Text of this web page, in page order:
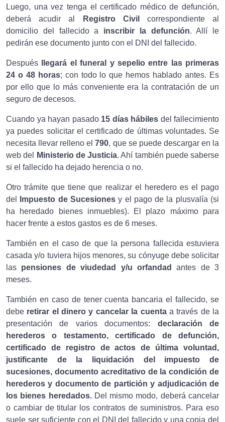
Luego, una vez tenga el certificado médico de defunción,
deberá acudir al
Registro Civil correspondiente al
domicilio del fallecido a inscribir la defunción. Allí le
pedirán ese documento junto con el DNI del fallecido.
Después llegará el funeral y sepelio entre las primeras
24 o 48 horas; con todo lo que hemos hablado antes. Es
por ello que lo más conveniente era la contratación de un
seguro de decesos.
Cuando ya hayan pasado 15 días hábiles del fallecimiento
ya puedes solicitar el certificado de últimas voluntades. Se
necesita llevar relleno el790, que se puede descargar en la
web del
Ministerio de Justicia. Ahí también puede saberse
si el fallecido ha dejado herencia o no.
Otro trámite que tiene que realizar el heredero es el pago
del
Impuesto de Sucesionesy el pago de la plusvalía (si
ha heredado bienes inmuebles). El plazo máximo para
hacer frente a estos gastos es de 6 meses.
También en el caso de que la persona fallecida estuviera
casada y/o tuviera hijos menores, su cónyuge debe solicitar
las pensiones de viudedad y/u orfandad
antes de 3
meses.
También en caso de tener cuenta bancaria el fallecido, se
debe retirar el dinero y cancelar la cuentaa través de la
presentación de varios documentos: declaración de
herederos o testamento, certificado de defunción,
certificado de registro de actos de última voluntad,
justificante de la liquidación del impuesto de
sucesiones, documento acreditativo de la condición de
herederos y documento de partición y adjudicación de
los bienes heredados. Del mismo modo, deberá cancelar
o cambiar de titular los contratos de suministros. Para eso
suele ser suficiente con el DNI del fallecido y una copia del